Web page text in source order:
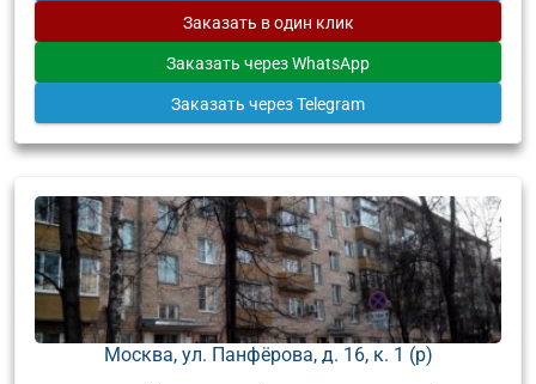
Заказать в один клик
Заказать через WhatsApp
Заказать через Telegram
Москва, ул. Панфёрова, д. 16, к. 1 (р)